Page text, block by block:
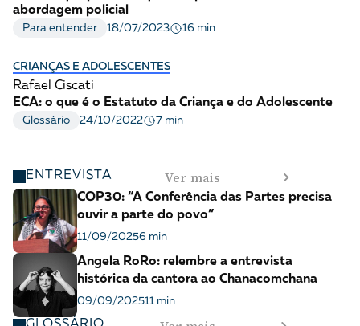
abordagem policial
Para entender 18/07/2023 16 min
CRIANÇAS E ADOLESCENTES
Rafael Ciscati
ECA: o que é o Estatuto da Criança e do Adolescente
Glossário 24/10/2022 7 min
ENTREVISTA Ver mais
COP30: “A Conferência das Partes precisa
ouvir a parte do povo”
11/09/20256 min
Angela RoRo: relembre a entrevista
histórica da cantora ao Chanacomchana
09/09/202511 min